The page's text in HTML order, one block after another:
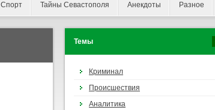
Спорт Тайны Севастополя Анекдоты Разное
Темы
Криминал
Происшествия
Аналитика